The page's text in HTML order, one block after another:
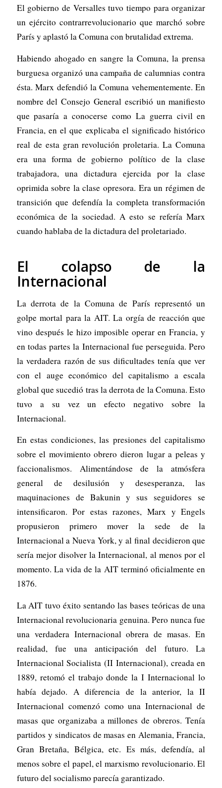
El gobierno de Versalles tuvo tiempo para organizar
un ejército contrarrevolucionario que marchó sobre
París y aplastó la Comuna con brutalidad extrema.
Habiendo ahogado en sangre la Comuna, la prensa
burguesa organizó una campaña de calumnias contra
ésta. Marx defendió la Comuna vehementemente. En
nombre del Consejo General escribió un manifiesto
que pasaría a conocerse como La guerra civil en
Francia, en el que explicaba el significado histórico
real de esta gran revolución proletaria. La Comuna
era una forma de gobierno político de la clase
trabajadora, una dictadura ejercida por la clase
oprimida sobre la clase opresora. Era un régimen de
transición que defendía la completa transformación
económica de la sociedad. A esto se refería Marx
cuando hablaba de la dictadura del proletariado.
El colapso de la
Internacional
La derrota de la Comuna de París representó un
golpe mortal para la AIT. La orgía de reacción que
vino después le hizo imposible operar en Francia, y
en todas partes la Internacional fue perseguida. Pero
la verdadera razón de sus dificultades tenía que ver
con el auge económico del capitalismo a escala
global que sucedió tras la derrota de la Comuna. Esto
tuvo a su vez un efecto negativo sobre la
Internacional.
En estas condiciones, las presiones del capitalismo
sobre el movimiento obrero dieron lugar a peleas y
faccionalismos. Alimentándose de la atmósfera
general de desilusión y desesperanza, las
maquinaciones de Bakunin y sus seguidores se
intensificaron. Por estas razones, Marx y Engels
propusieron primero mover la sede de la
Internacional a Nueva York, y al final decidieron que
sería mejor disolver la Internacional, al menos por el
momento. La vida de la AIT terminó oficialmente en
1876.
La AIT tuvo éxito sentando las bases teóricas de una
Internacional revolucionaria genuina. Pero nunca fue
una verdadera Internacional obrera de masas. En
realidad, fue una anticipación del futuro. La
Internacional Socialista (II Internacional), creada en
1889, retomó el trabajo donde la I Internacional lo
había dejado. A diferencia de la anterior, la II
Internacional comenzó como una Internacional de
masas que organizaba a millones de obreros. Tenía
partidos y sindicatos de masas en Alemania, Francia,
Gran Bretaña, Bélgica, etc. Es más, defendía, al
menos sobre el papel, el marxismo revolucionario. El
futuro del socialismo parecía garantizado.